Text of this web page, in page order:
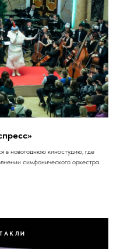
в новогоднюю киностудию, где
симфонического оркестра.